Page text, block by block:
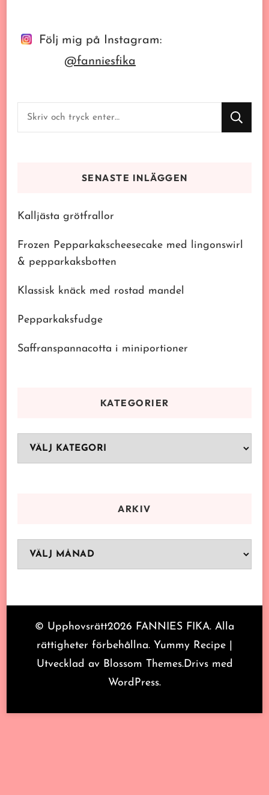
Följ mig på Instagram:
@fanniesfika
Letar
du
SENASTE INLÄGGEN
Kalljästa grötfrallor
Frozen Pepparkakscheesecake med lingonswirl
& pepparkaksbotten
Klassisk knäck med rostad mandel
Pepparkaksfudge
Saffranspannacotta i miniportioner
KATEGORIER
Kategorier
ARKIV
Arkiv
© Upphovsrätt2026 FANNIES FIKA. Alla
rättigheter förbehållna. Yummy Recipe |
Utvecklad av Blossom Themes.Drivs med
WordPress.